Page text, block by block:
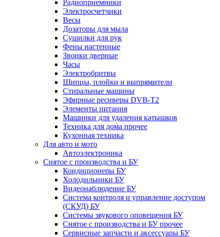
Радиоприемники
Электросчетчики
Весы
Дозаторы для мыла
Сушилки для рук
Фены настенные
Звонки дверные
Часы
Электробритвы
Щипцы, плойки и выпрямители
Стиральные машины
Эфирные ресиверы DVB-T2
Элементы питания
Машинки для удаления катышков
Техника для дома прочее
Кухонная техника
Для авто и мото
Автоэлектроника
Снятое с производства и БУ
Кондиционеры БУ
Холодильники БУ
Видеонаблюдение БУ
Система контроля и управление доступом
(СКУД) БУ
Системы звукового оповещения БУ
Снятое с производства и БУ прочее
Сервисные запчасти и аксессуары БУ